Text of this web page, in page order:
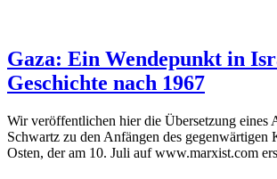
Gaza: Ein Wendepunkt in
Geschichte nach 1967
Wir veröffentlichen hier die Übersetzung eines
Schwartz zu den Anfängen des gegenwärtigen
Osten, der am 10. Juli auf www.marxist.com